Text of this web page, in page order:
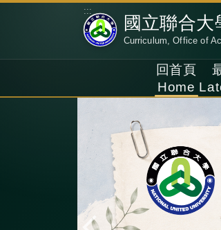
:::
國立聯合大
Curriculum, Office of
回首頁
Home